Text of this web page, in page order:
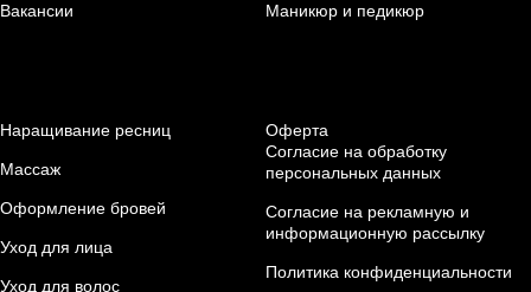
Вакансии Маникюр и педикюр
Наращивание ресниц
Массаж
Оформление бровей
Уход для лица
Уход для волос
Оферта
Согласие на обработку
персональных данных
Согласие на рекламную и
информационную рассылку
Политика конфиденциальности